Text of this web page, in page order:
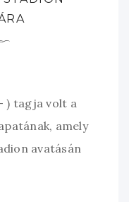
) tagja volt a
amely
avatásán